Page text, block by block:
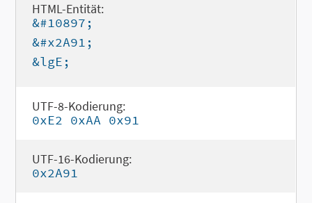
HTML-Entität:
&#10897;
&#x2A91;
&lgE;
UTF-8-Kodierung:
0xE2 0xAA 0x91
UTF-16-Kodierung:
0x2A91